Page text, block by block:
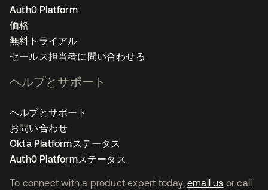
To connect with a product expert today, email us or call
Auth0 Platform
価格
無料トライアル
セールス担当者に問い合わせる
ヘルプとサポート
ヘルプとサポート
お問い合わせ
Okta Platformステータス
Auth0 Platformステータス